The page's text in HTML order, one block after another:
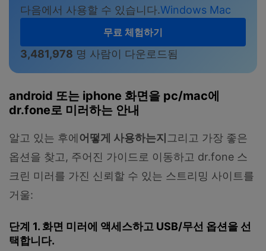
다음에서 사용할 수 있습니다.Windows Mac
무료 체험하기
3,481,978 명 사람이 다운로드됨
android 또는 iphone 화면을 pc/mac에
dr.fone로 미러하는 안내
알고 있는 후에어떻게 사용하는지 그리고 가장 좋은
옵션을 찾고, 주어진 가이드로 이동하고 dr.fone 스
크린 미러를 가진 신뢰할 수 있는 스트리밍 사이트를
거울:
단계 1. 화면 미러에 액세스하고 USB/무선 옵션을 선
택합니다.